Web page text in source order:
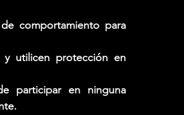
comportamiento para
y utilicen protección en
participar en ninguna